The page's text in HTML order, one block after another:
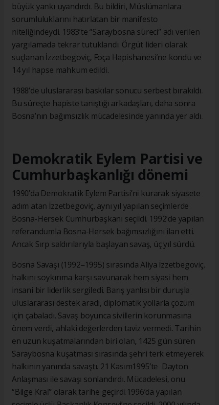
büyük yankı uyandırdı. Bu bildiri, Müslümanlara
sorumluluklarını hatırlatan bir manifesto
niteliğindeydi. 1983’te “Saraybosna süreci” adı verilen
yargılamada tekrar tutuklandı. Örgüt lideri olarak
suçlanan İzzetbegoviç, Foça Hapishanesi’ne kondu ve
14 yıl hapse mahkum edildi.
1988’de uluslararası baskılar sonucu serbest bırakıldı.
Bu süreçte hapiste tanıştığı arkadaşları, daha sonra
Bosna’nın bağımsızlık mücadelesinde yanında yer aldı.
Demokratik Eylem Partisi ve
Cumhurbaşkanlığı dönemi
1990’da Demokratik Eylem Partisi’ni kurarak siyasete
adım atan İzzetbegoviç, aynı yıl yapılan seçimlerde
Bosna-Hersek Cumhurbaşkanı seçildi. 1992’de yapılan
referandumla Bosna-Hersek bağımsızlığını ilan etti.
Ancak Sırp saldırılarıyla başlayan savaş, üç yıl sürdü.
Bosna Savaşı (1992–1995) sırasında Aliya İzzetbegoviç,
halkını soykırıma karşı savunarak hem siyasi hem
insani bir liderlik sergiledi. Barış yanlısı bir duruşla
uluslararası destek aradı, diplomatik yollarla çözüm
için çabaladı. Savaş boyunca sivillerin korunmasına
önem verdi, ahlaki değerlerden taviz vermedi. Tarihin
en uzun kuşatmalarından biri olan, 1425 gün süren
Saraybosna kuşatması sırasında şehri terk etmeyerek
halkının yanında savaştı. 21 Kasım1995’te Dayton
Anlaşması ile savaşı sonlandırdı. Mücadelesi, onu
“Bilge Kral” olarak tarihe geçirdi.1996’da yapılan